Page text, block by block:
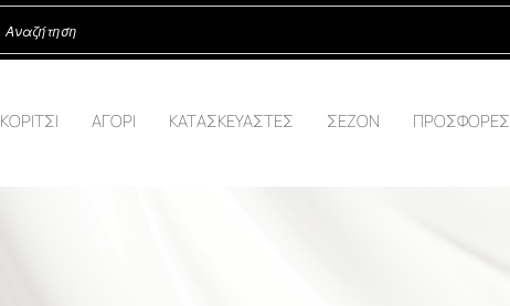
ΚΟΡΙΤΣΙ ΑΓΟΡΙ ΚΑΤΑΣΚΕΥΑΣΤΕΣ ΣΕΖΟΝ ΠΡΟΣΦΟΡΕΣ